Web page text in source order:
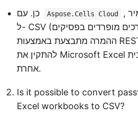
Aspose.Cells Cloud
, אתה יכול להמיר Excel
ל- CSV (ערכים מופרדים בפסיקים) לחלוטין בענן.
ההמרה מתבצעת באמצעות REST API, כך שאין צורך
להתקין את Microsoft Excel או כל תוכנה שולחנית
אחרת.
Is it possible to convert
Excel workbooks to CSV?